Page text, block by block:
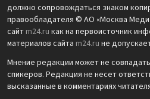
должно сопровождаться знаком
правообладателя © АО «Москва
сайт m24.ru как на первоисточник
материалов сайта m24.ru не
Мнение редакции может не
спикеров. Редакция не несет
высказанные в комментариях